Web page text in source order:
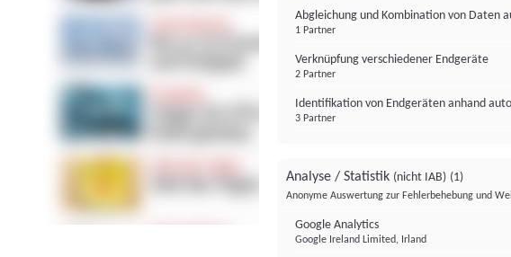
Abgleichung und Kombination von Daten
1 Partner
Verknüpfung verschiedener Endgeräte
2 Partner
Identifikation von Endgeräten anhand
3 Partner
Analyse / Statistik (nicht IAB) (1)
Anonyme Auswertung zur Fehlerbehebung und
Google Analytics
Google Ireland Limited, Irland